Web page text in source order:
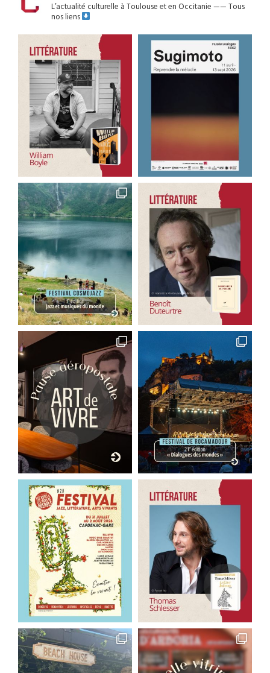
L’actualité culturelle à Toulouse et en Occitanie——Tous
nos liens